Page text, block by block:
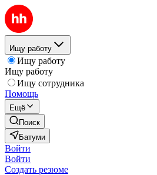
Ищу работу
Ищу работу
Ищу работу
Ищу сотрудника
Помощь
Ещё
Поиск
Батуми
Войти
Войти
Создать резюме